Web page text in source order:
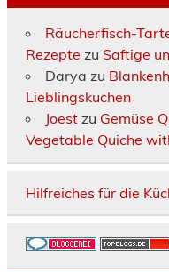
Räucherfisch-
Rezepte zu Saftige
Darya zu
Lieblingskuchen
Joestzu Gemüse
Vegetable Quiche
Hilfreiches für die